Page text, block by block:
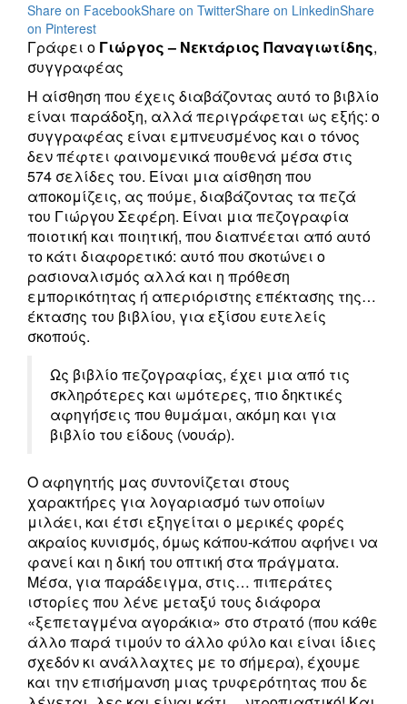
Share on FacebookShare on TwitterShare on LinkedinShare
on Pinterest
Γράφει ο Γιώργος – Νεκτάριος Παναγιωτίδης,
συγγραφέας
Η αίσθηση που έχεις διαβάζοντας αυτό το βιβλίο
είναι παράδοξη, αλλά περιγράφεται ως εξής: ο
συγγραφέας είναι εμπνευσμένος και ο τόνος
δεν πέφτει φαινομενικά πουθενά μέσα στις
574 σελίδες του. Είναι μια αίσθηση που
αποκομίζεις, ας πούμε, διαβάζοντας τα πεζά
του Γιώργου Σεφέρη. Είναι μια πεζογραφία
ποιοτική και ποιητική, που διαπνέεται από αυτό
το κάτι διαφορετικό: αυτό που σκοτώνει ο
ρασιοναλισμός αλλά και η πρόθεση
εμπορικότητας ή απεριόριστης επέκτασης της…
έκτασης του βιβλίου, για εξίσου ευτελείς
σκοπούς.
Ως βιβλίο πεζογραφίας, έχει μια από τις
σκληρότερες και ωμότερες, πιο δηκτικές
αφηγήσεις που θυμάμαι, ακόμη και για
βιβλίο του είδους (νουάρ).
Ο αφηγητής μας συντονίζεται στους
χαρακτήρες για λογαριασμό των οποίων
μιλάει, και έτσι εξηγείται ο μερικές φορές
ακραίος κυνισμός, όμως κάπου-κάπου αφήνει να
φανεί και η δική του οπτική στα πράγματα.
Μέσα, για παράδειγμα, στις… πιπεράτες
ιστορίες που λένε μεταξύ τους διάφορα
«ξεπεταγμένα αγοράκια» στο στρατό (που κάθε
άλλο παρά τιμούν το άλλο φύλο και είναι ίδιες
σχεδόν κι ανάλλαχτες με το σήμερα), έχουμε
και την επισήμανση μιας τρυφερότητας που δε